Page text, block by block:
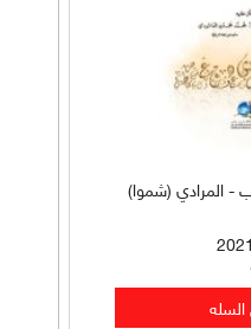
- المرادي (شموا)